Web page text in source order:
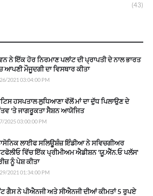
(43)
ਨੇ ਇੱਕ ਹੋਰ ਨਿਰਮਾਣ ਪਲਾਂਟ ਦੀ ਪ੍ਰਾਪਤੀ ਦੇ ਨਾਲ ਭਾਰਤ
ਆਪਣੀ ਮੌਜੂਦਗੀ ਦਾ ਵਿਸਥਾਰ ਕੀਤਾ
2021 03:04:00 PM
ਹਸਪਤਾਲ ਲੁਧਿਆਣਾ ਵੱਲੋਂ ਮਾਂ ਦਾ ਦੁੱਧ ਪਿਲਾਉਣ ਦੇ
'ਤੇ ਜਾਗਰੂਕਤਾ ਸੈਸ਼ਨ ਆਯੋਜਿਤ
2025 03:00:00 PM
ਲਾਈਫ ਸਲਿਊਸ਼ੰਜ਼ ਇੰਡੀਆ ਨੇ ਸਵਿਚਗੀਅਰ
ਵਿੱਚ ਇੱਕ ਪ੍ਰੀਮੀਅਮ ਐਡੀਸ਼ਨ 'ਯੂ.ਐੱਨ.ਓ ਪਲੱਸ'
ਨੂੰ ਪੇਸ਼ ਕੀਤਾ
2021 01:34:00 PM
ਗੈਸ ਨੇ ਪੀਐਨਜੀ ਅਤੇ ਸੀਐਨਜੀ ਦੀਆਂ ਕੀਮਤਾਂ 5 ਰੁਪਏ